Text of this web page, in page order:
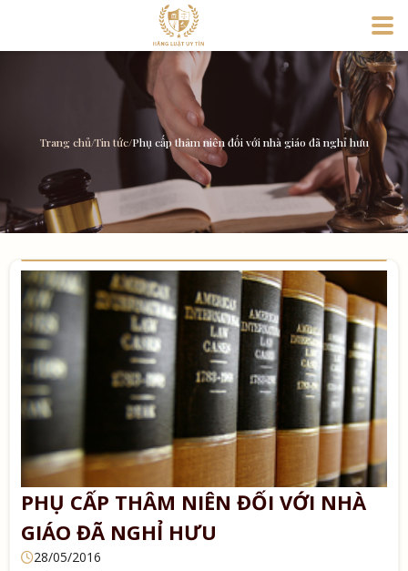
Trang chủ/Tin tức/Phụ cấp thâm niên đối với nhà giáo đã nghỉ hưu
PHỤ CẤP THÂM NIÊN ĐỐI VỚI NHÀ
GIÁO ĐÃ NGHỈ HƯU
28/05/2016